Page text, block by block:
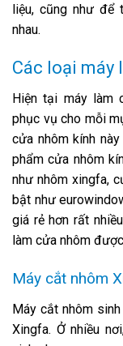
liệu, cũng như để
nhau.
Các loại máy
Hiện tại máy làm
phục vụ cho mỗi
cửa nhôm kính
phẩm cửa nhôm
như nhôm xingfa,
bật như
giá rẻ hơn rất
làm cửa nhôm
Máy cắt nhôm
Máy cắt nhôm
Xingfa. Ở nhiều